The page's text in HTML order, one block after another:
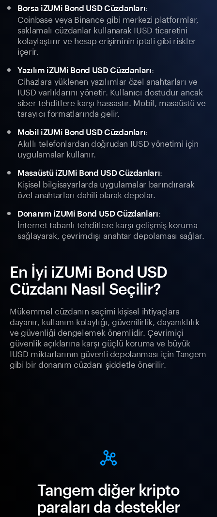
Borsa iZUMi Bond USD Cüzdanları:
Coinbase veya Binance gibi merkezi platformlar,
saklamalı cüzdanlar kullanarak IUSD ticaretini
kolaylaştırır ve hesap erişiminin iptali gibi riskler
içerir.
Yazılım iZUMi Bond USD Cüzdanları:
Cihazlara yüklenen yazılımlar özel anahtarları ve
IUSD varlıklarını yönetir. Kullanıcı dostudur ancak
siber tehditlere karşı hassastır. Mobil, masaüstü ve
tarayıcı formatlarında gelir.
Mobil iZUMi Bond USD Cüzdanları:
Akıllı telefonlardan doğrudan IUSD yönetimi için
uygulamalar kullanır.
Masaüstü iZUMi Bond USD Cüzdanları:
Kişisel bilgisayarlarda uygulamalar barındırarak
özel anahtarları dahili olarak depolar.
Donanım iZUMi Bond USD Cüzdanları:
İnternet tabanlı tehditlere karşı gelişmiş koruma
sağlayarak, çevrimdışı anahtar depolaması sağlar.
En İyi iZUMi Bond USD
Cüzdanı Nasıl Seçilir?
Mükemmel cüzdanın seçimi kişisel ihtiyaçlara
dayanır, kullanım kolaylığı, güvenilirlik, dayanıklılık
ve güvenliği dengelemek önemlidir. Çevrimiçi
güvenlik açıklarına karşı güçlü koruma ve büyük
IUSD miktarlarının güvenli depolanması için Tangem
gibi bir donanım cüzdanı şiddetle önerilir.
Tangem diğer kripto
paraları da destekler